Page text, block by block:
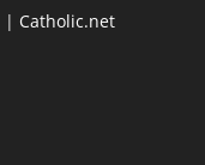
| Catholic.net